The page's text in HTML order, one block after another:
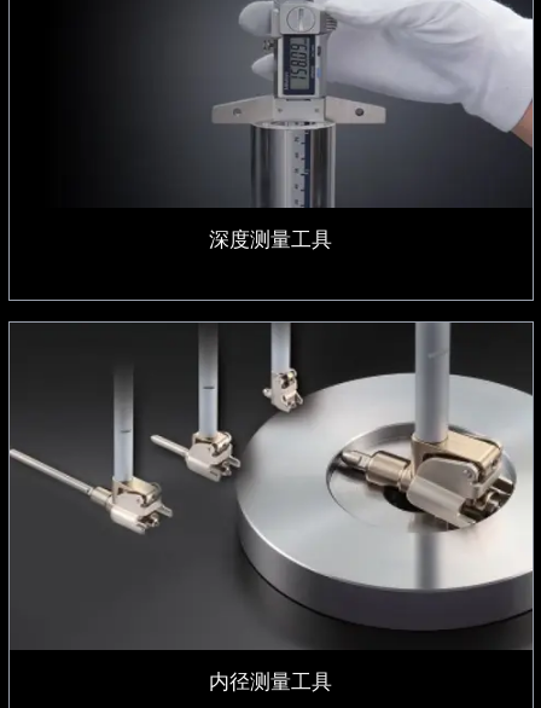
深度测量工具
深度测量工具
内径测量工具
内径测量工具